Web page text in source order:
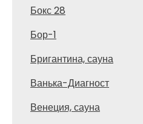
Бокс 28
Бор-1
Бригантина, сауна
Ванька-Диагност
Венеция, сауна